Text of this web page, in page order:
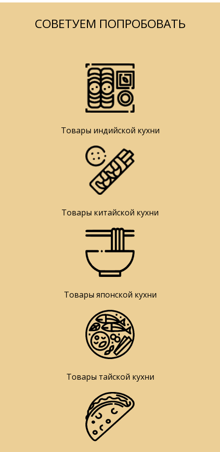
СОВЕТУЕМ ПОПРОБОВАТЬ
Товары индийской кухни
Товары китайской кухни
Товары японской кухни
Товары тайской кухни